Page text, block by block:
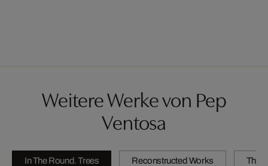
Weitere Werke von Pep
Ventosa
In The Round. Trees Reconstructed Works The